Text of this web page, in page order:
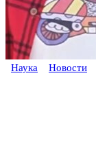
Наука Новости